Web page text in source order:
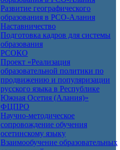
Развитие географического
образования в РСО-Алания
Наставничество
Подготовка кадров для системы
образования
РСОКО
Проект «Реализация
образовательной политики по
продвижению и популяризации
русского языка в Республике
Южная Осетия (Алания)»
ФЦПРО
Научно-методическое
сопровождение обучения
осетинскому языку
Взаимообучение образовательных